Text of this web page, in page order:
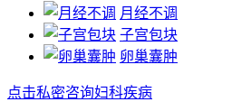
月经不调
子宫包块
卵巢囊肿
点击私密咨询妇科疾病